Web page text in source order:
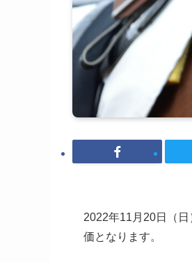
2022年11月20日（
価となります。